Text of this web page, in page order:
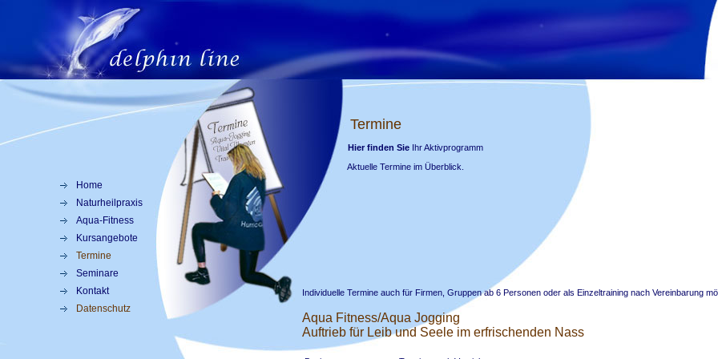
Home
Naturheilpraxis
Aqua-Fitness
Kursangebote
Termine
Seminare
Kontakt
Datenschutz
Termine
Hier finden Sie Ihr Aktivprogramm
Aktuelle Termine im Überblick.
Individuelle Termine auch für Firmen, Gruppen ab 6 Personen oder als Einzeltraining nach Vereinbarung
Aqua Fitness/Aqua Jogging
Auftrieb für Leib und Seele im erfrischenden Nass